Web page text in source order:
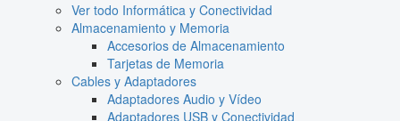
Ver todo Informática y Conectividad
Almacenamiento y Memoria
Accesorios de Almacenamiento
Tarjetas de Memoria
Cables y Adaptadores
Adaptadores Audio y Vídeo
Adaptadores USB y Conectividad